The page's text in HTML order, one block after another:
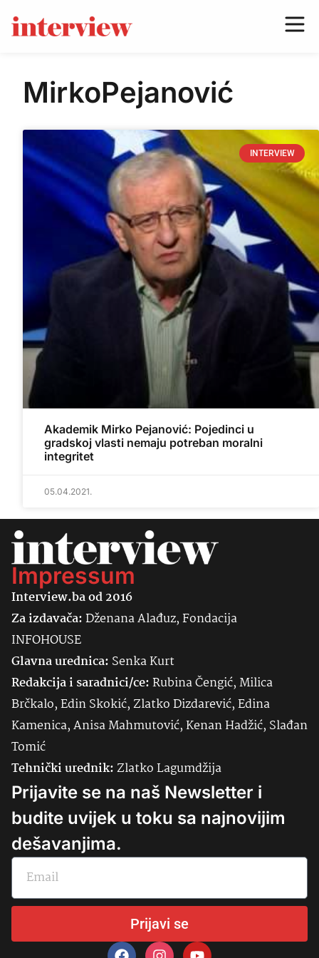
MirkoPejanović
INTERVIEW
Akademik Mirko Pejanović: Pojedinci u
gradskoj vlasti nemaju potreban moralni
integritet
05.04.2021.
Impressum
Interview.ba od 2016
Za izdavača:Dženana Alađuz, Fondacija
INFOHOUSE
Glavna urednica: SenkaKurt
Redakcija i saradnici/ce:Rubina Čengić, Milica
Brčkalo, Edin Skokić, Zlatko Dizdarević, Edina
Kamenica, Anisa Mahmutović, Kenan Hadžić, Slađan
Tomić
Tehnički urednik:Zlatko Lagumdžija
Prijavite se na naš Newsletter i
budite uvijek u toku sa najnovijim
dešavanjima.
Prijavi se